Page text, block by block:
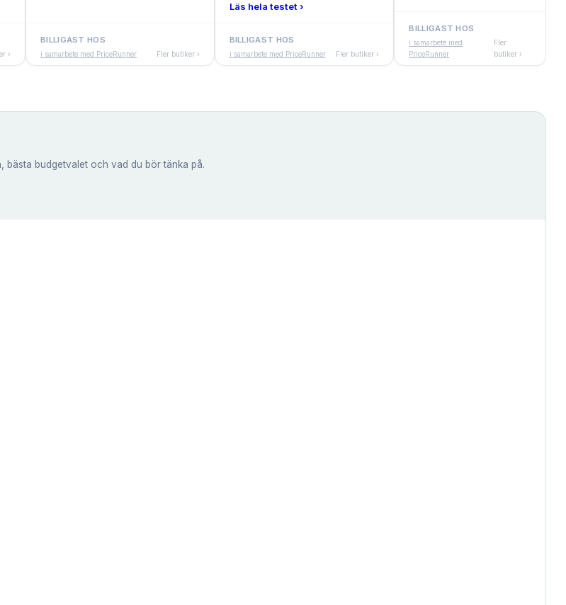
›
BILLIGAST HOS
i samarbete med PriceRunner Fler butiker ›
Läs hela testet ›
BILLIGAST HOS
i samarbete med PriceRunner Fler butiker ›
BILLIGAST HOS
i samarbete med
PriceRunner
Fler
butiker ›
bästa budgetvalet och vad du bör tänka på.